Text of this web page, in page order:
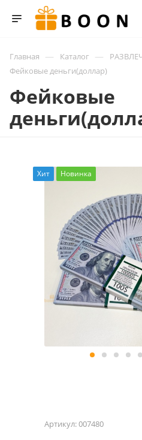
Главная — Каталог —
Фейковые деньги(доллар)
Фейковые
Хит Новинка
Артикул:007480